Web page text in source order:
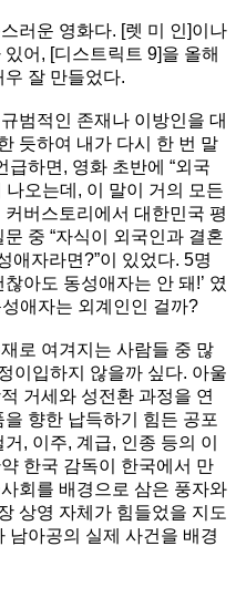
러운 영화다. [렛 미 인]이나
어, [디스트릭트 9]을 올해
잘 만들었다.
범적인 존재나 이방인을 대
듯하여 내가 다시 한 번 말
급하면, 영화 초반에 “외국
나오는데, 이 말이 거의 모든
버스토리에서 대한민국 평
중 “자식이 외국인과 결혼
애자라면?”이 있었다. 5명
아도 동성애자는 안 돼!’ 였
애자는 외계인인 걸까?
로 여겨지는 사람들 중 많
이입하지 않을까 싶다. 아울
거세와 성전환 과정을 연
향한 납득하기 힘든 공포
, 이주, 계급, 인종 등의 이
한국 감독이 한국에서 만
회를 배경으로 삼은 풍자와
상영 자체가 힘들었을 지도
남아공의 실제 사건을 배경